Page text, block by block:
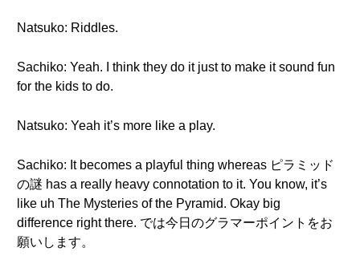
Natsuko: Riddles.
Sachiko: Yeah. I think they do it just to make it sound fun
for the kids to do.
Natsuko: Yeah it’s more like a play.
Sachiko: It becomes a playful thing whereas ピラミッド
の謎 has a really heavy connotation to it. You know, it’s
like uh The Mysteries of the Pyramid. Okay big
difference right there. では今日のグラマーポイントをお
願いします。